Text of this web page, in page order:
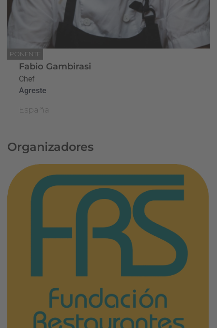
PONENTE
Fabio Gambirasi
Chef
Agreste
España
Organizadores